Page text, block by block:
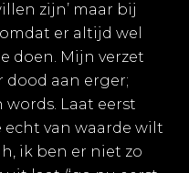
zijn’ maar bij
er altijd wel
doen. Mijn verzet
dood aan erger;
Laat eerst
echt van waarde wilt
ik ben er niet zo